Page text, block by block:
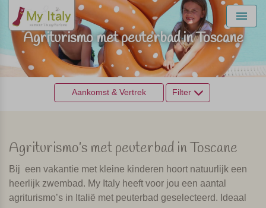
Menu
Agriturismo met peuterbad in Toscane
Aankomst & Vertrek Filter
Agriturismo’s met peuterbad in Toscane
Bij een vakantie met kleine kinderen hoort natuurlijk een
heerlijk zwembad. My Italy heeft voor jou een aantal
agriturismo’s in Italië met peuterbad geselecteerd. Ideaal